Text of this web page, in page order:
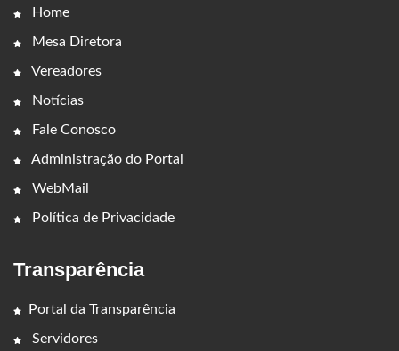
Home
Mesa Diretora
Vereadores
Notícias
Fale Conosco
Administração do Portal
WebMail
Política de Privacidade
Transparência
Portal da Transparência
Servidores